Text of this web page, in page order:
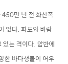
450만 년 전 화산폭
없다. 파도와 바람
있는 격이다. 암반에
한 바다생물이 어우